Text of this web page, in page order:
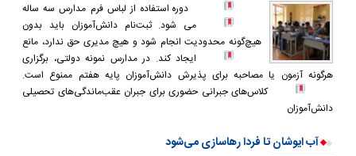
دوره استفاده از لباس فرم مدارس سه ساله
می شود.ثبت‌نام دانش‌آموزان باید بدون
هیچ‌گونه محدودیت انجام شود و هیچ مدیری حق ندارد، مانع
ایجاد کند. در مدارس نمونه دولتی، برگزاری
هرگونه آزمون یا مصاحبه برای پذیرش دانش‌آموزان پایه هفتم ممنوع است.
کلاس‌های جبرانی حضوری برای جبران عقب‌ماندگی‌های تحصیلی
دانش‌آموزان
آب ایوشان‌ تا فردا رهاسازی می‌شود